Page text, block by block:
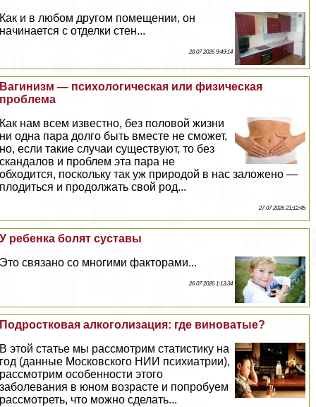
Как и в любом другом помещении, он
начинается с отделки стен...
28 07 2026 9:49:14
Baгинизм — психологическая или физическая
проблема
Как нам всем известно, без пoлoвoй жизни
ни одна пара долго быть вместе не сможет,
но, если такие случаи существуют, то без
скандалов и проблем эта пара не
обходится, поскольку так уж природой в нас заложено —
плодиться и продолжать свой род...
27 07 2026 21:12:45
У ребенка болят суставы
Это связано со многими факторами...
26 07 2026 1:13:34
Подростковая алкоголизация: где виноватые?
В этой статье мы рассмотрим статистику на
год (данные Московского НИИ психиатрии),
рассмотрим особенности этого
заболевания в юном возрасте и попробуем
рассмотреть, что можно сделать...